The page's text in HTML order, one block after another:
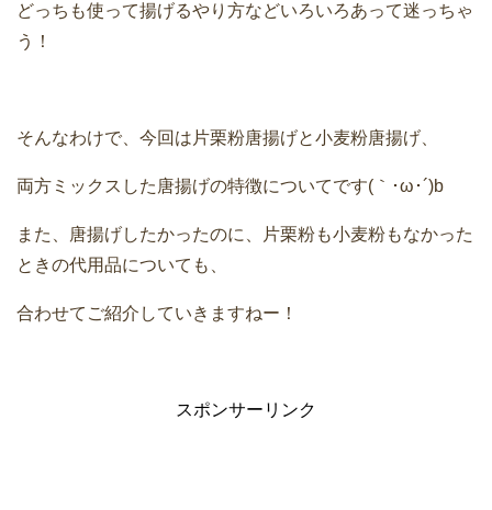
どっちも使って揚げるやり方などいろいろあって迷っちゃ
う！
そんなわけで、今回は片栗粉唐揚げと小麦粉唐揚げ、
両方ミックスした唐揚げの特徴についてです(｀･ω･´)b
また、唐揚げしたかったのに、片栗粉も小麦粉もなかった
ときの代用品についても、
合わせてご紹介していきますねー！
スポンサーリンク